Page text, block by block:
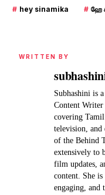
# hey sinamika # ஹே
WRITTEN BY
Subhashini is
Content Writer
covering
television, and
of the Behind
extensively to
film updates,
content. She is
engaging, and